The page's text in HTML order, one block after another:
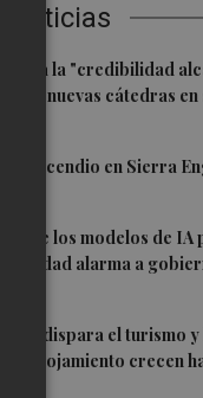
Noticias
la "credibilidad
de nuevas cátedras en
el incendio en Sierra
de los modelos de IA
alarma a
solar dispara el turismo y
de alojamiento crecen